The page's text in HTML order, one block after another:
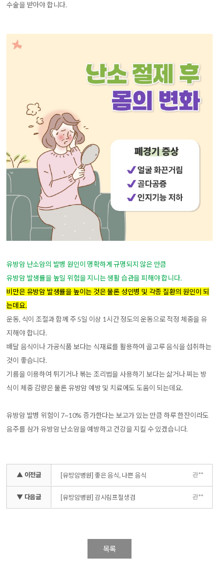
수술을 받아야 합니다.
유방암 난소암의 발병 원인이 명확하게 규명되지 않은 만큼
유방암 발생률을 높일 위험을 지니는 생활 습관을 피해야 합니다.
비만은 유방암 발생률을 높이는 것은 물론 성인병 및 각종 질환의 원인이 되
는데요.
운동, 식이 조절과 함께 주 5일 이상 1시간 정도의 운동으로 적정 체중을 유
지해야 합니다.
배달 음식이나 가공식품 보다는 식재료를 활용하여 골고루 음식을 섭취하는
것이 좋습니다.
기름을 이용하여 튀기거나 볶는 조리법을 사용하기 보다는 삶거나 찌는 방
식이 체중 감량은 물론 유방암 예방 및 치료에도 도움이 되는데요.
유방암 발병 위험이 7~10% 증가한다는 보고가 있는 만큼 하루 한잔이라도
음주를 삼가 유방암 난소암을 예방하고 건강을 지킬 수 있겠습니다.
▲ 이전글 [유방암병원] 좋은 음식, 나쁜 음식 관**
▼ 다음글 [유방암병원] 감시림프절생검 관**
목록